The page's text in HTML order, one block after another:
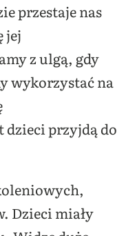
przestaje nas
jej
z ulgą, gdy
wykorzystać na
dzieci przyjdą do
Dzieci miały